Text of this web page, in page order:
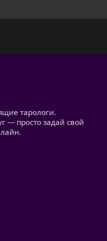
тарологи.
— просто задай свой